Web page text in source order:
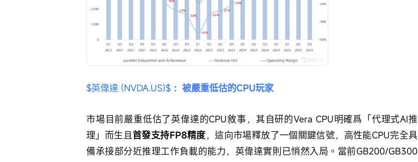
$英偉達 (NVDA.US)$ ：被嚴重低估的CPU玩家
市場目前嚴重低估了英偉達的CPU敘事，其自研的Vera CPU明確爲「代理式AI推
理」而生且首發支持FP8精度，這向市場釋放了一個關鍵信號，高性能CPU完全具
備承接部分近推理工作負載的能力，英偉達實則已悄然入局。當前GB200/GB300